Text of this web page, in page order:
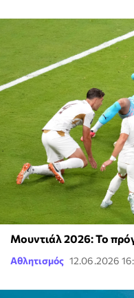
Μουντιάλ 2026: Το
Αθλητισμός 12.06.2026